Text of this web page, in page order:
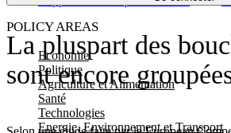
POLICY AREAS
Economie
Politique
Agriculture et Alimentation
Santé
Technologies
Energie, Environnement et Transport
La pluspart des
sont encore